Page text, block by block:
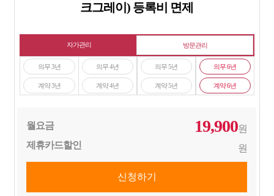
크그레이) 등록비 면제
자가관리 방문관리
의무 3년
계약 3년
의무 4년
계약 4년
의무 5년
계약 5년
의무 6년
계약 6년
월요금 19,900원
제휴카드할인
원